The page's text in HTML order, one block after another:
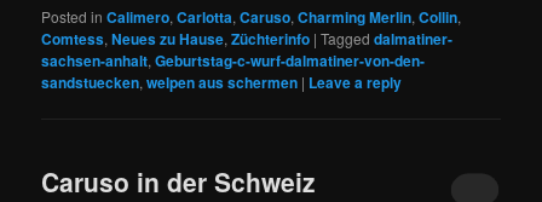
Posted in Calimero,Carlotta,Caruso,Charming Merlin,Collin,
Comtess,Neues zu Hause,Züchterinfo |Tagged dalmatiner-
sachsen-anhalt,Geburtstag-c-wurf-dalmatiner-von-den-
sandstuecken,welpen aus schermen | Leave a reply
Caruso in der Schweiz